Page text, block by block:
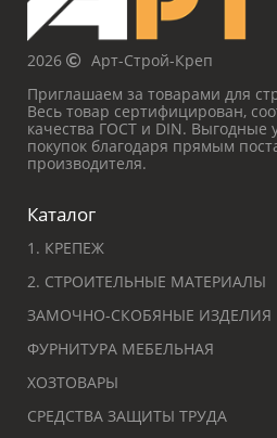
2026
Арт-Строй-Креп
Приглашаем за товарами для
Весь товар сертифицирован,
качества ГОСТ и DIN. Выгодные
покупок благодаря прямым
производителя.
Каталог
1. КРЕПЕЖ
2. СТРОИТЕЛЬНЫЕ МАТЕРИАЛЫ
ЗАМОЧНО-СКОБЯНЫЕ ИЗДЕЛИЯ
ФУРНИТУРА МЕБЕЛЬНАЯ
ХОЗТОВАРЫ
СРЕДСТВА ЗАЩИТЫ ТРУДА